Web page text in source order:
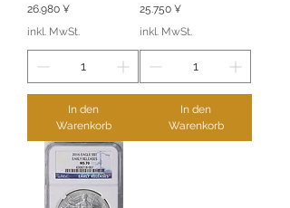
Preis
26.980 ¥
inkl. MwSt.
In den
Warenkorb
Preis
25.750 ¥
inkl. MwSt.
In den
Warenkorb